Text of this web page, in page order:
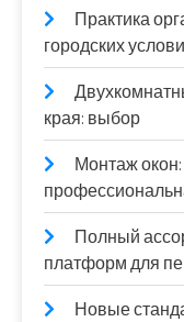
Практика
городских
края: выбор
Монтаж окон:
Полный
платформ для
Новые